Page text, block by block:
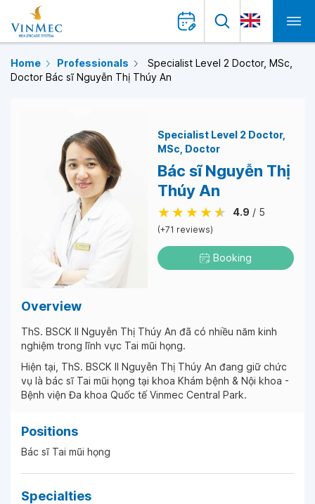
Home Professionals
Specialist Level 2 Doctor, MSc,
Doctor Bác sĩ Nguyễn Thị Thúy An
Specialist Level 2 Doctor
MSc Doctor
Bác sĩ Nguyễn Thị
Thúy An
4.9 / 5
(+71 reviews)
Booking
Overview
ThS. BSCK II Nguyễn Thị Thúy An đã có nhiều năm kinh
nghiệm trong lĩnh vực Tai mũi họng.
Hiện tại, ThS. BSCK II Nguyễn Thị Thúy An đang giữ chức
vụ là bác sĩ Tai mũi họng tại khoa Khám bệnh & Nội khoa -
Bệnh viện Đa khoa Quốc tế Vinmec Central Park.
Positions
Bác sĩ Tai mũi họng
Specialties